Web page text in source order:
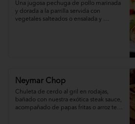
Una jugosa pechuga de pollo marinada
y dorada a la parrilla servida con
vegetales salteados o ensalada y
Neymar Chop
Chuleta de cerdo al gril en rodajas,
bañado con nuestra exótica steak sauce,
acompañado de papas fritas o arroz tex